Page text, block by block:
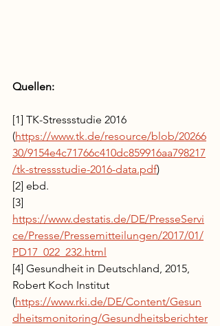
Quellen:
[1] TK-Stressstudie 2016
(https://www.tk.de/resource/blob/20266
30/9154e4c71766c410dc859916aa798217
/tk-stressstudie-2016-data.pdf)
[2] ebd.
[3]
https://www.destatis.de/DE/PresseServi
ce/Presse/Pressemitteilungen/2017/01/
PD17_022_232.html
[4] Gesundheit in Deutschland, 2015,
Robert Koch Institut
(https://www.rki.de/DE/Content/Gesun
dheitsmonitoring/Gesundheitsberichter